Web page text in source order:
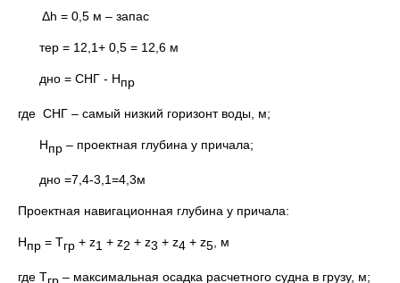
Δh = 0,5 м – запас
тер = 12,1+ 0,5 = 12,6 м
дно = СНГ - Hпр
где СНГ – самый низкий горизонт воды, м;
Нпр – проектная глубина у причала;
дно =7,4-3,1=4,3м
Проектная навигационная глубина у причала:
Нпр = Тгр + z1 + z2 + z3 + z4 + z5 , м
где Тгр – максимальная осадка расчетного судна в грузу, м;